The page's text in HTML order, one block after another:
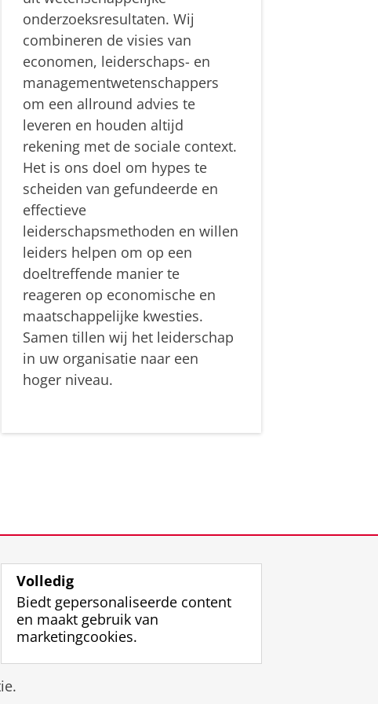
onderzoeksresultaten. Wij
combineren de visies van
economen, leiderschaps- en
managementwetenschappers
om een allround advies te
leveren en houden altijd
rekening met de sociale context.
Het is ons doel om hypes te
scheiden van gefundeerde en
effectieve
leiderschapsmethoden en willen
leiders helpen om op een
doeltreffende manier te
reageren op economische en
maatschappelijke kwesties.
Samen tillen wij het leiderschap
in uw organisatie naar een
hoger niveau.
Volledig
Biedt gepersonaliseerde content
en maakt gebruik van
marketingcookies.